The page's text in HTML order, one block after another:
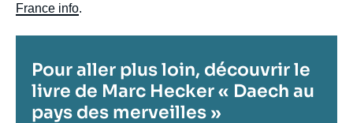
France info.
Titre
Pour aller plus loin, découvrir le
livre de Marc Hecker « Daech au
pays des merveilles »